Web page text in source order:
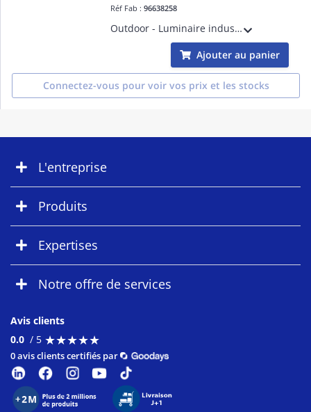
Réf Fab :96638258
Outdoor - Luminaire industriel à LED - BORIS FLEX 2 ESSENTIAL L 30000 840
Ajouter au panier
Connectez-vous pour voir vos prix et les stocks
L'entreprise
Produits
Expertises
Notre offre de services
Avis clients
0.0 / 5 ★★★★★
★★★★★
0 avis clients certifiés par